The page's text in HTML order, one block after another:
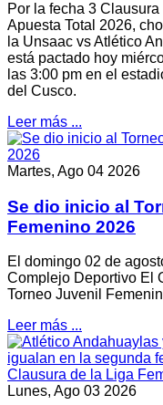
Por la fecha 3
Apuesta Total 2026,
la Unsaac vs Atlético
está pactado hoy
las 3:00 pm en el
del Cusco.
Leer más ...
Martes, Ago 04 2026
Se dio inicio al
Femenino 2026
El domingo 02 de
Complejo Deportivo El
Torneo Juvenil
Leer más ...
Lunes, Ago 03 2026